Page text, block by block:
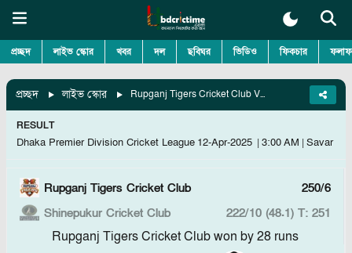
প্রচ্ছদ লাইভ স্কোর খবর দল ছবিঘর ভিডিও ফিকচার
প্রচ্ছদ লাইভ স্কোর Rupganj Tigers Cricket Club Vs Shinepukur Cricket Club, 63rd Match
RESULT
Dhaka Premier Division Cricket League 12-Apr-2025 | 3:00 AM | Savar
Rupganj Tigers Cricket Club
250/6
Shinepukur Cricket Club
222/10 (48.1) T: 251
Rupganj Tigers Cricket Club won by 28 runs